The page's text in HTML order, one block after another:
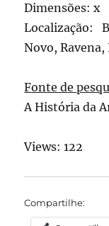
Dimensões: x
Localização:
Novo,
Fonte de
A História da
Views: 122
Compartilhe: